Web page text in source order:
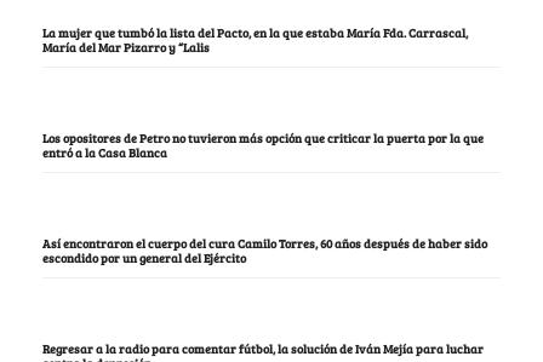
La mujer que tumbó la lista del Pacto, en la que estaba María Fda. Carrascal,
María del Mar Pizarro y “Lalis
Los opositores de Petro no tuvieron más opción que criticar la puerta por la que
entró a la Casa Blanca
Así encontraron el cuerpo del cura Camilo Torres, 60 años después de haber sido
escondido por un general del Ejército
Regresar a la radio para comentar fútbol, la solución de Iván Mejía para luchar